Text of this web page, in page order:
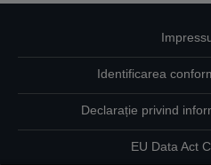
Identificarea
Declarație privind
EU Data Act